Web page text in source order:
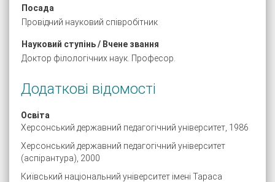
Посада
Провідний науковий співробітник
Науковий ступінь / Вчене звання
Доктор філологічних наук. Професор.
Додаткові відомості
Освіта
Херсонський державний педагогічний університет, 1986
Херсонський державний педагогічний університет
(аспірантура), 2000
Київський національний університет імені Тараса